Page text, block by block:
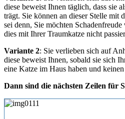
diese beweist Ihnen täglich, dass sie
trägt. Sie können an dieser Stelle mit
sei denn, Sie möchten
dies mit Ihrer Traumkatze nicht
Variante 2: Sie verlieben sich auf
diese beweist Ihnen, sobald sie sich
eine Katze im Haus haben und
Dann sind die nächsten Zeilen für